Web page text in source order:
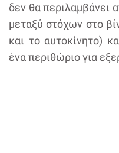
δεν θα περιλαμβάνει
μεταξύ στόχων στο
και το αυτοκίνητο)
ένα περιθώριο για